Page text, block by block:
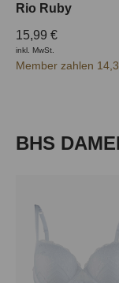
Rio Ruby
15,99 €
inkl. MwSt.
Member zahlen
Produktgalerie
BHS